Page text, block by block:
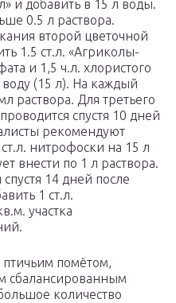
и добавить в 15 л воды.
0.5 л раствора.
второй цветочной
1.5 ст.л. «Агриколы-
и 1,5 ч.л. хлористого
воду (15 л). На каждый
раствора. Для третьего
спустя 10 дней
рекомендуют
нитрофоски на 15 л
внести по 1 л раствора.
14 дней после
1 ст.л.
участка
помётом,
сбалансированным
количество